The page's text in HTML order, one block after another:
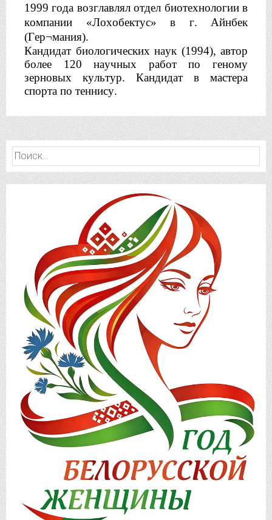
1999 года возглавлял отдел биотехнологии в
компании «Лохобектус» в г. Айнбек
(Гер¬мания).
Кандидат биологических наук (1994), автор
более 120 научных работ по геному
зерновых культур. Кандидат в мастера
спорта по теннису.